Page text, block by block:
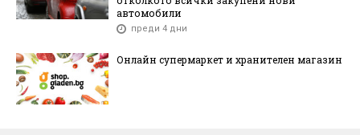
автомобили
преди 4 дни
Онлайн супермаркет и хранителен магазин